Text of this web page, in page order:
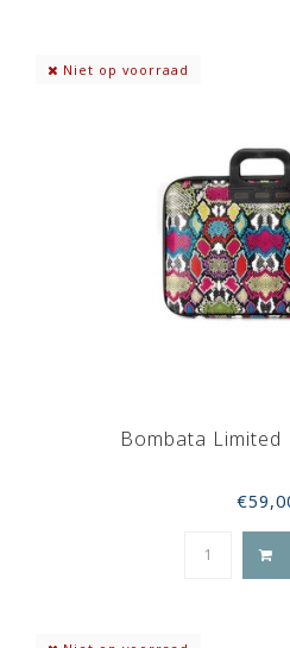
Niet op voorraad
Bombata Limited